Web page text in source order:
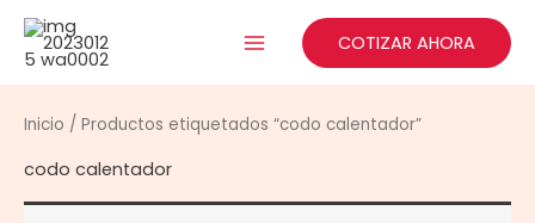
contenido
COTIZAR AHORA
Inicio / Productos etiquetados “codo calentador”
codo calentador